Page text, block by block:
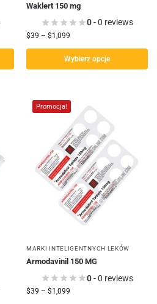
Waklert 150 mg
0- 0 reviews
$39 – $1,099
Wybierz opcje
Promocja!
MARKI INTELIGENTNYCH LEKÓW
Armodavinil 150 MG
0- 0 reviews
$39 – $1,099